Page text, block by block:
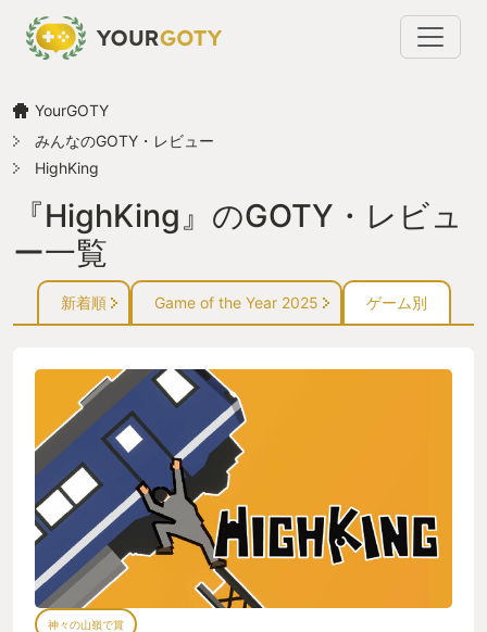
YourGOTY
みんなのGOTY・レビュー
HighKing
『HighKing』のGOTY・レビュ
ー一覧
新着順 Game of the Year 2025 ゲーム別
神々の山嶺で賞